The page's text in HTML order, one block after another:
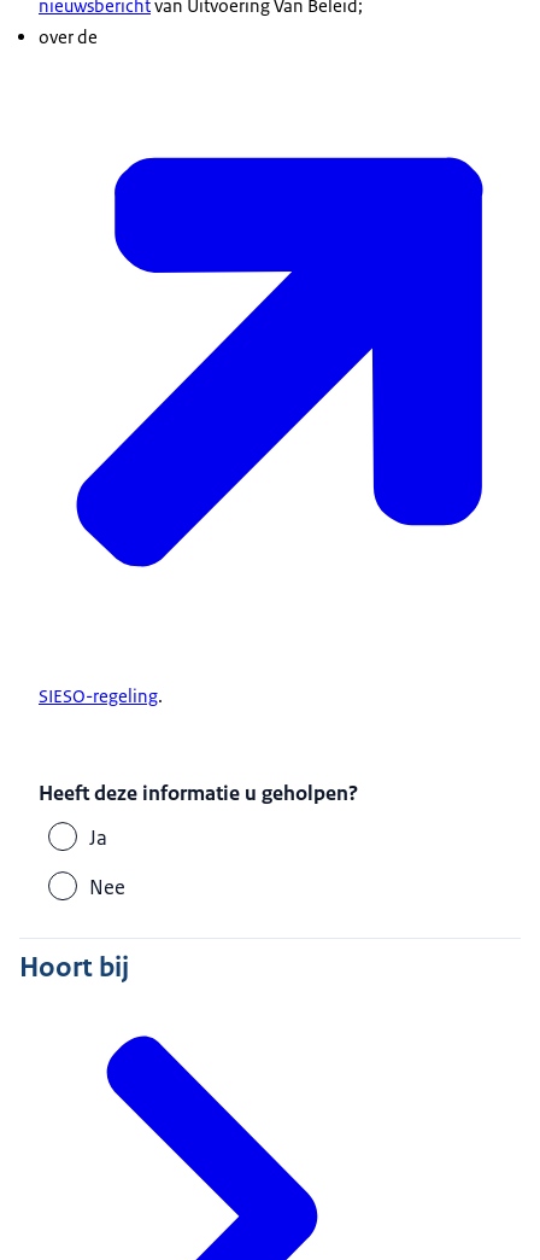
nieuwsberichtvan Uitvoering Van Beleid;
over de
SIESO-regeling.
Heeft deze informatie u geholpen?
Ja
Nee
Hoort bij